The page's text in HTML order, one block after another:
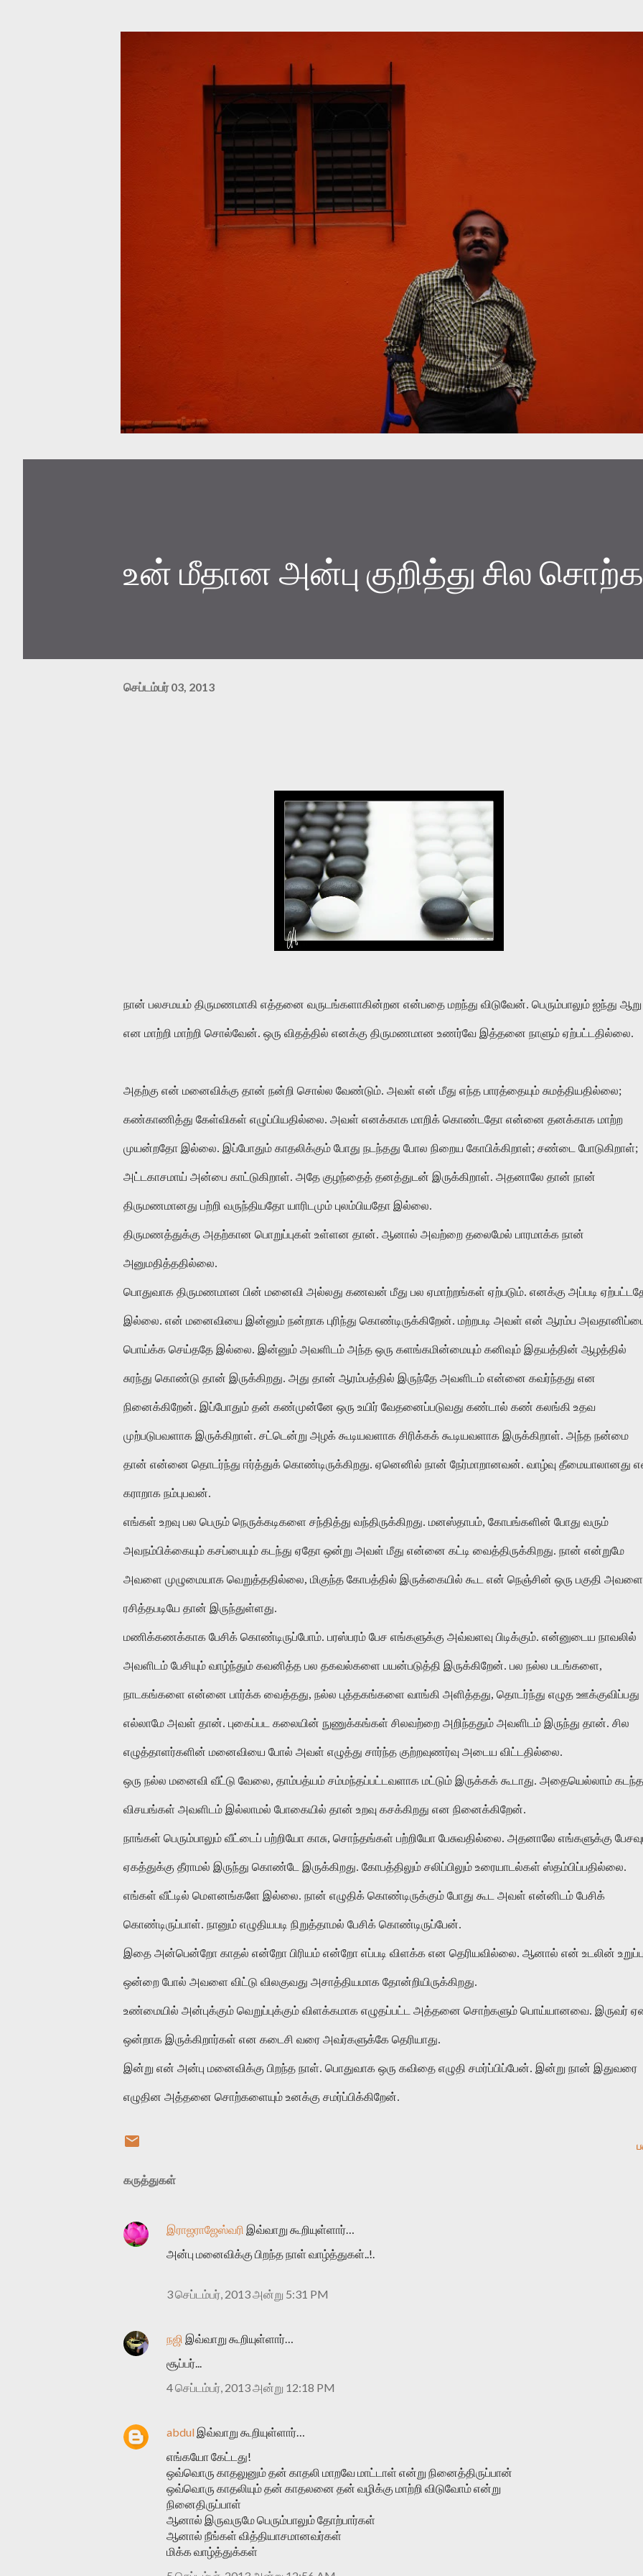
உன் மீதான அன்பு குறித்து சில
செப்டம்பர் 03, 2013
நான் பலசமயம் திருமணமாகி எத்தனை வருடங்களாகின்றன என்பதை மறந்து விடுவேன். பெரும்பாலும் ஐந்து ஆறு
என மாற்றி மாற்றி சொல்வேன். ஒரு விதத்தில் எனக்கு திருமணமான உணர்வே இத்தனை நாளும் ஏற்பட்டதில்லை.
அதற்கு என் மனைவிக்கு தான் நன்றி சொல்ல வேண்டும். அவள் என் மீது எந்த பாரத்தையும் சுமத்தியதில்லை;
கண்காணித்து கேள்விகள் எழுப்பியதில்லை. அவள் எனக்காக மாறிக் கொண்டதோ என்னை தனக்காக மாற்ற
முயன்றதோ இல்லை. இப்போதும் காதலிக்கும் போது நடந்தது போல நிறைய கோபிக்கிறாள்; சண்டை போடுகிறாள்;
அட்டகாசமாய் அன்பை காட்டுகிறாள். அதே குழந்தைத் தனத்துடன் இருக்கிறாள். அதனாலே தான் நான்
திருமணமானது பற்றி வருந்தியதோ யாரிடமும் புலம்பியதோ இல்லை.
திருமணத்துக்கு அதற்கான பொறுப்புகள் உள்ளன தான். ஆனால் அவற்றை தலைமேல் பாரமாக்க நான்
அனுமதித்ததில்லை.
பொதுவாக திருமணமான பின் மனைவி அல்லது கணவன் மீது பல ஏமாற்றங்கள் ஏற்படும். எனக்கு அப்படி
இல்லை. என் மனைவியை இன்னும் நன்றாக புரிந்து கொண்டிருக்கிறேன். மற்றபடி அவள் என் ஆரம்ப
பொய்க்க செய்ததே இல்லை. இன்னும் அவளிடம் அந்த ஒரு களங்கமின்மையும் கனிவும் இதயத்தின் ஆழத்தில்
சுரந்து கொண்டு தான் இருக்கிறது. அது தான் ஆரம்பத்தில் இருந்தே அவளிடம் என்னை கவர்ந்தது என
நினைக்கிறேன். இப்போதும் தன் கண்முன்னே ஒரு உயிர் வேதனைப்படுவது கண்டால் கண் கலங்கி உதவ
முற்படுபவளாக இருக்கிறாள். சட்டென்று அழக் கூடியவளாக சிரிக்கக் கூடியவளாக இருக்கிறாள். அந்த நன்மை
தான் என்னை தொடர்ந்து ஈர்த்துக் கொண்டிருக்கிறது. ஏனெனில் நான் நேர்மாறானவன். வாழ்வு தீமையாலானது
கராறாக நம்புபவன்.
எங்கள் உறவு பல பெரும் நெருக்கடிகளை சந்தித்து வந்திருக்கிறது. மனஸ்தாபம், கோபங்களின் போது வரும்
அவநம்பிக்கையும் கசப்பையும் கடந்து ஏதோ ஒன்று அவள் மீது என்னை கட்டி வைத்திருக்கிறது. நான் என்றுமே
அவளை முழுமையாக வெறுத்ததில்லை, மிகுந்த கோபத்தில் இருக்கையில் கூட என் நெஞ்சின் ஒரு பகுதி அவளை
ரசித்தபடியே தான் இருந்துள்ளது.
மணிக்கணக்காக பேசிக் கொண்டிருப்போம். பரஸ்பரம் பேச எங்களுக்கு அவ்வளவு பிடிக்கும். என்னுடைய நாவலில்
அவளிடம் பேசியும் வாழ்ந்தும் கவனித்த பல தகவல்களை பயன்படுத்தி இருக்கிறேன். பல நல்ல படங்களை,
நாடகங்களை என்னை பார்க்க வைத்தது, நல்ல புத்தகங்களை வாங்கி அளித்தது, தொடர்ந்து எழுத ஊக்குவிப்பது
எல்லாமே அவள் தான். புகைப்பட கலையின் நுணுக்கங்கள் சிலவற்றை அறிந்ததும் அவளிடம் இருந்து தான். சில
எழுத்தாளர்களின் மனைவியை போல் அவள் எழுத்து சார்ந்த குற்றவுணர்வு அடைய விட்டதில்லை.
ஒரு நல்ல மனைவி வீட்டு வேலை, தாம்பத்யம் சம்மந்தப்பட்டவளாக மட்டும் இருக்கக் கூடாது. அதையெல்லாம் கடந்த
விசயங்கள் அவளிடம் இல்லாமல் போகையில் தான் உறவு கசக்கிறது என நினைக்கிறேன்.
நாங்கள் பெரும்பாலும் வீட்டைப் பற்றியோ காசு, சொந்தங்கள் பற்றியோ பேசுவதில்லை. அதனாலே எங்களுக்கு
ஏகத்துக்கு தீராமல் இருந்து கொண்டே இருக்கிறது. கோபத்திலும் சலிப்பிலும் உரையாடல்கள் ஸ்தம்பிப்பதில்லை.
எங்கள் வீட்டில் மௌனங்களே இல்லை. நான் எழுதிக் கொண்டிருக்கும் போது கூட அவள் என்னிடம் பேசிக்
கொண்டிருப்பாள். நானும் எழுதியபடி நிறுத்தாமல் பேசிக் கொண்டிருப்பேன்.
இதை அன்பென்றோ காதல் என்றோ பிரியம் என்றோ எப்படி விளக்க என தெரியவில்லை. ஆனால் என் உடலின்
ஒன்றை போல் அவளை விட்டு விலகுவது அசாத்தியமாக தோன்றியிருக்கிறது.
உண்மையில் அன்புக்கும் வெறுப்புக்கும் விளக்கமாக எழுதப்பட்ட அத்தனை சொற்களும் பொய்யானவை. இருவர்
ஒன்றாக இருக்கிறார்கள் என கடைசி வரை அவர்களுக்கே தெரியாது.
இன்று என் அன்பு மனைவிக்கு பிறந்த நாள். பொதுவாக ஒரு கவிதை எழுதி சமர்ப்பிப்பேன். இன்று நான் இதுவரை
எழுதின அத்தனை சொற்களையும் உனக்கு சமர்ப்பிக்கிறேன்.
கருத்துகள்
இராஜராஜேஸ்வரி இவ்வாறு கூறியுள்ளார்…
அன்பு மனைவிக்கு பிறந்த நாள் வாழ்த்துகள்..!.
3 செப்டம்பர், 2013 அன்று 5:31 PM
நஜி இவ்வாறு கூறியுள்ளார்…
சூப்பர்...
4 செப்டம்பர், 2013 அன்று 12:18 PM
abdul இவ்வாறு கூறியுள்ளார்…
எங்கயோ கேட்டது!
ஒவ்வொரு காதலுனும் தன் காதலி மாறவே மாட்டாள் என்று நினைத்திருப்பான்
ஒவ்வொரு காதலியும் தன் காதலனை தன் வழிக்கு மாற்றி விடுவோம் என்று
நினைதிருப்பாள்
ஆனால் இருவருமே பெரும்பாலும் தோற்பார்கள்
ஆனால் நீங்கள் வித்தியாசமானவர்கள்
மிக்க வாழ்த்துக்கள்